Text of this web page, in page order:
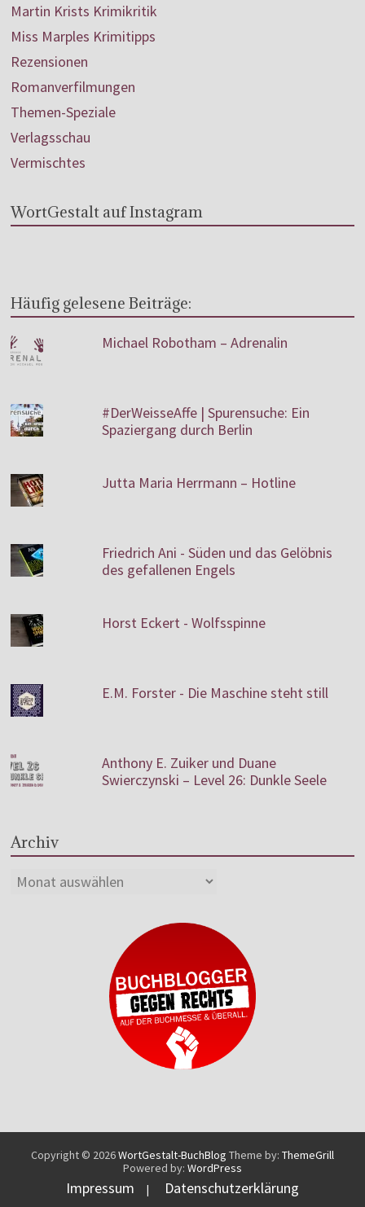
Martin Krists Krimikritik
Miss Marples Krimitipps
Rezensionen
Romanverfilmungen
Themen-Speziale
Verlagsschau
Vermischtes
WortGestalt auf Instagram
Häufig gelesene Beiträge:
Michael Robotham – Adrenalin
#DerWeisseAffe | Spurensuche: Ein
Spaziergang durch Berlin
Jutta Maria Herrmann – Hotline
Friedrich Ani - Süden und das Gelöbnis
des gefallenen Engels
Horst Eckert - Wolfsspinne
E.M. Forster - Die Maschine steht still
Anthony E. Zuiker und Duane
Swierczynski – Level 26: Dunkle Seele
Archiv
Copyright © 2026WortGestalt-BuchBlog Theme by: ThemeGrill
Powered by: WordPress
Impressum | Datenschutzerklärung